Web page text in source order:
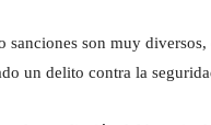
sanciones son muy
un delito contra la